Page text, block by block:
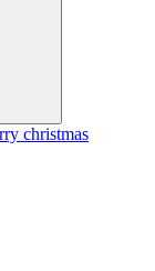
christmas